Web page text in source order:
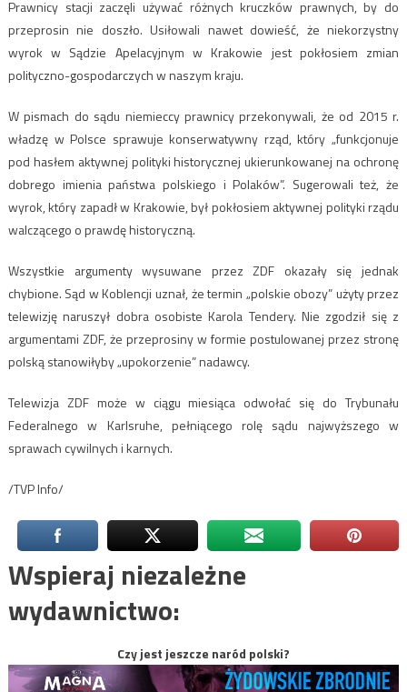
Prawnicy stacji zaczęli używać różnych kruczków prawnych, by do
przeprosin nie doszło. Usiłowali nawet dowieść, że niekorzystny
wyrok w Sądzie Apelacyjnym w Krakowie jest pokłosiem zmian
polityczno-gospodarczych w naszym kraju.
W pismach do sądu niemieccy prawnicy przekonywali, że od 2015 r.
władzę w Polsce sprawuje konserwatywny rząd, który „funkcjonuje
pod hasłem aktywnej polityki historycznej ukierunkowanej na ochronę
dobrego imienia państwa polskiego i Polaków”. Sugerowali też, że
wyrok, który zapadł w Krakowie, był pokłosiem aktywnej polityki rządu
walczącego o prawdę historyczną.
Wszystkie argumenty wysuwane przez ZDF okazały się jednak
chybione. Sąd w Koblencji uznał, że termin „polskie obozy” użyty przez
telewizję naruszył dobra osobiste Karola Tendery. Nie zgodził się z
argumentami ZDF, że przeprosiny w formie postulowanej przez stronę
polską stanowiłyby „upokorzenie” nadawcy.
Telewizja ZDF może w ciągu miesiąca odwołać się do Trybunału
Federalnego w Karlsruhe, pełniącego rolę sądu najwyższego w
sprawach cywilnych i karnych.
/TVP Info/
Wspieraj niezależne
wydawnictwo:
Czy jest jeszcze naród polski?